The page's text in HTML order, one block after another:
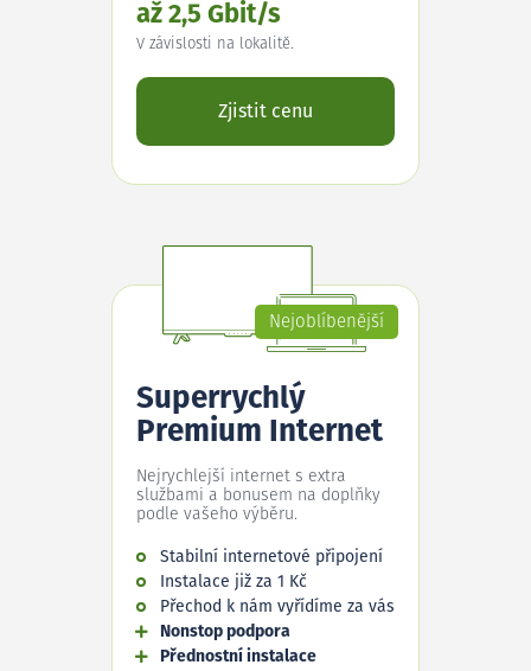
až 2,5 Gbit/s
V závislosti na lokalitě.
Zjistit cenu
Nejoblíbenější
Superrychlý
Premium Internet
Nejrychlejší internet s extra
službami a bonusem na doplňky
podle vašeho výběru.
Stabilní internetové připojení
Instalace již za 1 Kč
Přechod k nám vyřídíme za vás
Nonstop podpora
Přednostní instalace